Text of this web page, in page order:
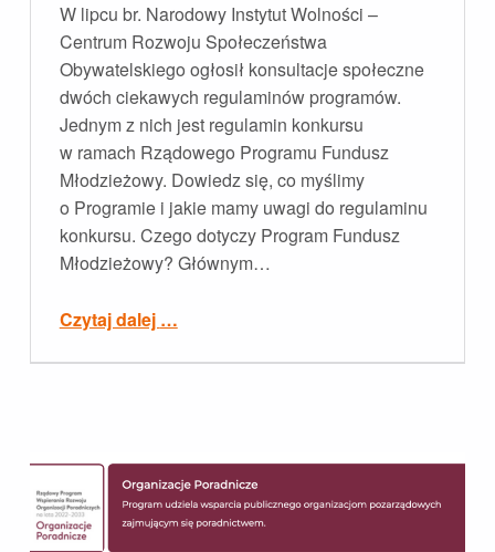
W lipcu br. Narodowy Instytut Wolności –
Centrum Rozwoju Społeczeństwa
Obywatelskiego ogłosił konsultacje społeczne
dwóch ciekawych regulaminów programów.
Jednym z nich jest regulamin konkursu
w ramach Rządowego Programu Fundusz
Młodzieżowy. Dowiedz się, co myślimy
o Programie i jakie mamy uwagi do regulaminu
konkursu. Czego dotyczy Program Fundusz
Młodzieżowy? Głównym…
Czytaj dalej …